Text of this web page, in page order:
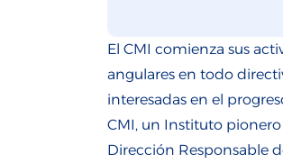
El CMI comienza sus
angulares en todo
interesadas en el
CMI, un Instituto
Dirección Responsable